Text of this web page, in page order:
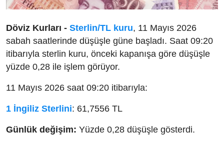
Döviz Kurları - Sterlin/TL kuru, 11 Mayıs 2026
sabah saatlerinde düşüşle güne başladı. Saat 09:20
itibarıyla sterlin kuru, önceki kapanışa göre düşüşle
yüzde 0,28 ile işlem görüyor.
11 Mayıs 2026 saat 09:20 itibarıyla:
1 İngiliz Sterlini: 61,7556 TL
Günlük değişim: Yüzde 0,28 düşüşle gösterdi.